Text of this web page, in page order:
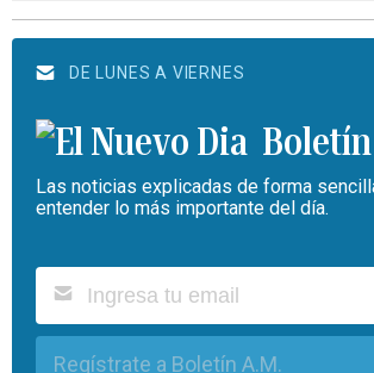
DE LUNES A VIERNES
Las noticias explicadas de forma
entender lo más importante del día.
Regístrate a Boletín A.M.